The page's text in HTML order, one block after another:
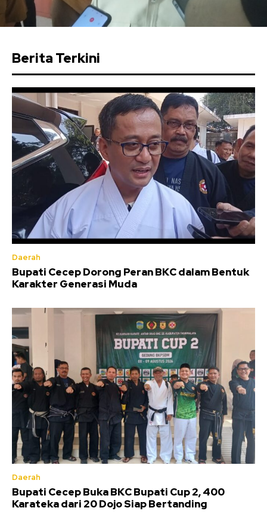
Berita Terkini
Daerah
Bupati Cecep Dorong Peran BKC dalam Bentuk
Karakter Generasi Muda
Daerah
Bupati Cecep Buka BKC Bupati Cup 2, 400
Karateka dari 20 Dojo Siap Bertanding